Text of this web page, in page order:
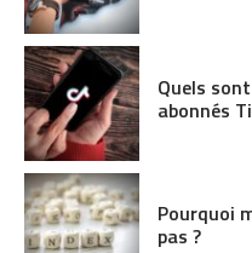
Quels
abonnés
Pourquoi
pas ?